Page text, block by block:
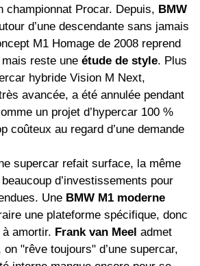
championnat Procar. Depuis, BMW
d’une descendante sans jamais
M1 Homage de 2008 reprend
mais reste une étude de style. Plus
hybride Vision M Next,
avancée, a été annulée pendant
un projet d’hypercar 100 %
coûteux au regard d’une demande
supercar refait surface, la même
d’investissements pour
Une BMW M1 moderne
une plateforme spécifique, donc
amortir. Frank van Meel admet
"rêve toujours" d’une supercar,